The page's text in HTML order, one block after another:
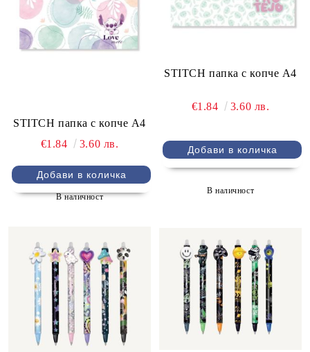
STITCH папка с копче А4
€1.84
3.60 лв.
В наличност
STITCH папка с копче А4
€1.84 3.60 лв.
В наличност